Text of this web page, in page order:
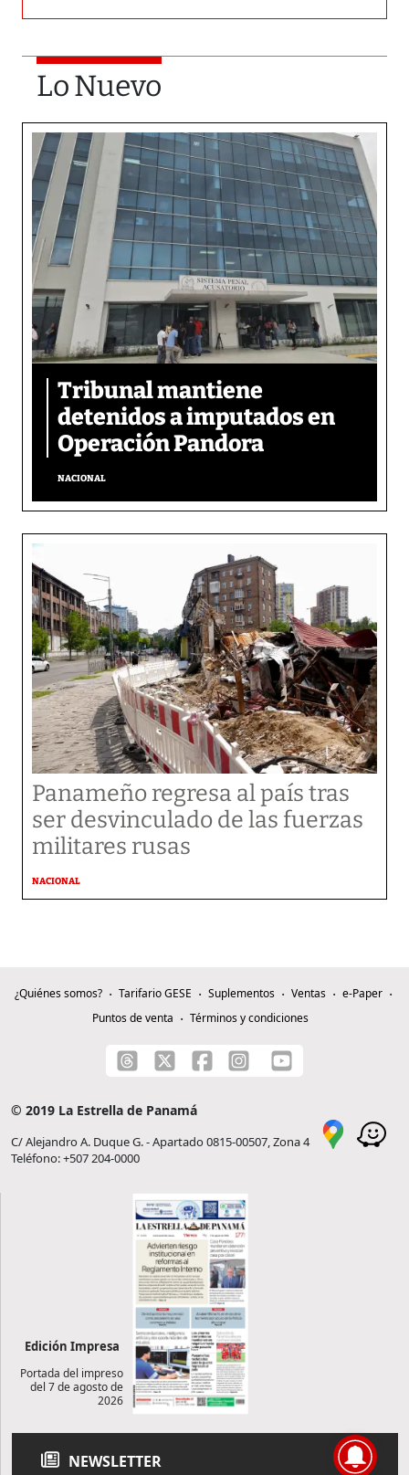
Lo Nuevo
Tribunal mantiene
detenidos a imputados en
Operación Pandora
NACIONAL
Panameño regresa al país tras
ser desvinculado de las fuerzas
militares rusas
NACIONAL
¿Quiénes somos? Tarifario GESE Suplementos Ventas
e-Paper
Puntos de venta
Términos y condiciones
© 2019 La Estrella de Panamá
C/ Alejandro A. Duque G. - Apartado 0815-00507, Zona 4
Teléfono: +507 204-0000
Edición Impresa
Portada del impreso
del 7 de agosto de
2026
NEWSLETTER